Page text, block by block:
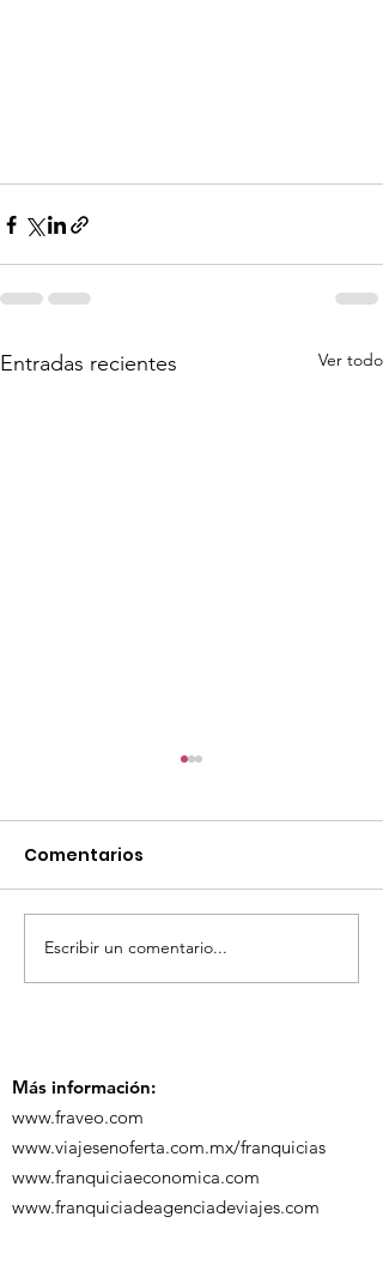
Entradas recientes Ver todo
TourTravelynByFraveo
participó en la
Comentarios
Escribir un comentario...
Más información:
www.fraveo.com
www.viajesenoferta.com.mx/franquicias
www.franquiciaeconomica.com
www.franquiciadeagenciadeviajes.com